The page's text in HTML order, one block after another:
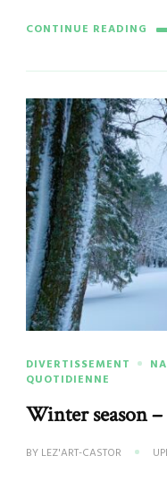
CONTINUE READING
DIVERTISSEMENT
QUOTIDIENNE
Winter season
BY LEZ'ART-CASTOR